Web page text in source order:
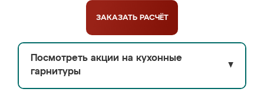
ЗАКАЗАТЬ РАСЧЁТ
Посмотреть акции на кухонные
гарнитуры
▼